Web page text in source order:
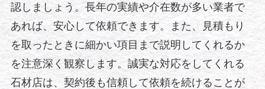
認しましょう。長年の実績や介在数が多い業者で
あれば、安心して依頼できます。また、見積もり
を取ったときに細かい項目まで説明してくれるか
を注意深く観察します。誠実な対応をしてくれる
石材店は、契約後も信頼して依頼を続けることが